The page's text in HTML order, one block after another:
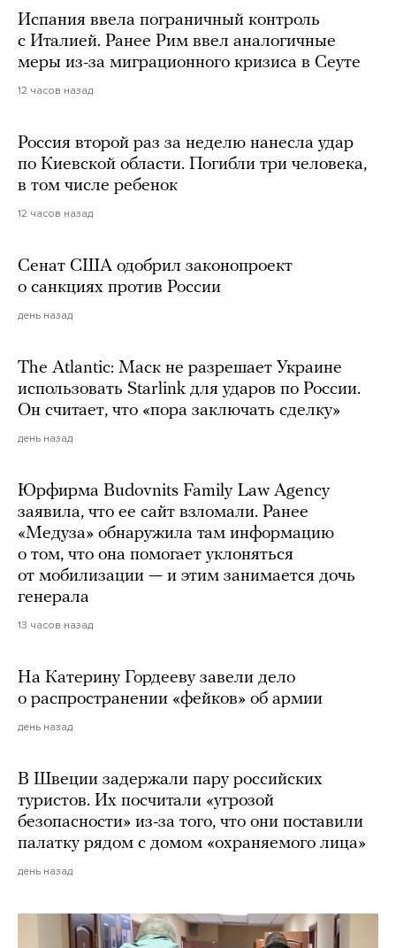
Испания ввела пограничный контроль
с Италией. Ранее Рим ввел аналогичные
меры из-за миграционного кризиса в Сеуте
12 часов назад
Россия второй раз за неделю нанесла удар
по Киевской области. Погибли три человека,
в том числе ребенок
12 часов назад
Сенат США одобрил законопроект
о санкциях против России
день назад
The Atlantic: Маск не разрешает Украине
использовать Starlink для ударов по России.
Он считает, что «пора заключать сделку»
день назад
Юрфирма Budovnits Family Law Agency
заявила, что ее сайт взломали. Ранее
«Медуза» обнаружила там информацию
о том, что она помогает уклоняться
от мобилизации — и этим занимается дочь
генерала
13 часов назад
На Катерину Гордееву завели дело
о распространении «фейков» об армии
день назад
В Швеции задержали пару российских
туристов. Их посчитали «угрозой
безопасности» из-за того, что они поставили
палатку рядом с домом «охраняемого лица»
день назад